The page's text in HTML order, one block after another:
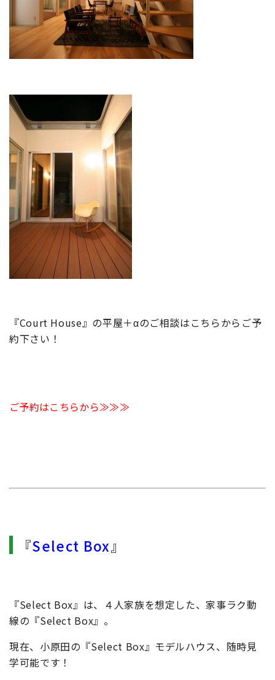
『Court House』の平屋＋αのご相談はこちらからご予
約下さい！
ご予約はこちらから≫≫≫
『Select Box』
『Select Box』は、 ４人家族を想定した、家事ラク動
線の『Select Box』。
現在、小原田の『Select Box』モデルハウス、随時見
学可能です！